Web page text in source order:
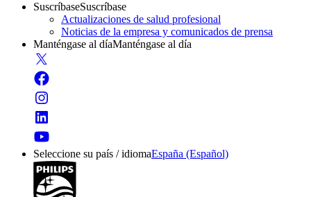
SuscríbaseSuscríbase
Actualizaciones de salud profesional
Noticias de la empresa y comunicados de prensa
Manténgase al díaManténgase al día
Seleccione su país / idiomaEspaña (Español)